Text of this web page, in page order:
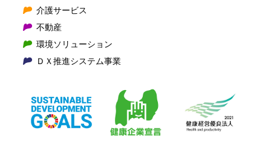
介護サービス
不動産
環境ソリューション
ＤＸ推進システム事業